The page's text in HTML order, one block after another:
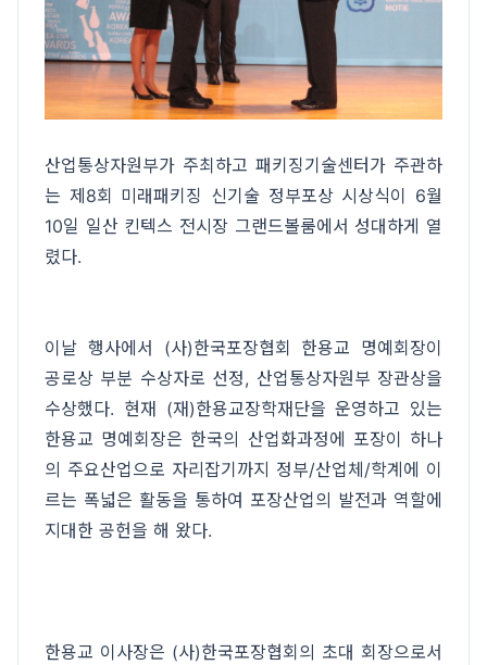
산업통상자원부가 주최하고 패키징기술센터가 주관하
는 제8회 미래패키징 신기술 정부포상 시상식이 6월
10일 일산 킨텍스 전시장 그랜드볼룸에서 성대하게 열
렸다.
이날 행사에서 (사)한국포장협회 한용교 명예회장이
공로상 부분 수상자로 선정, 산업통상자원부 장관상을
수상했다. 현재 (재)한용교장학재단을 운영하고 있는
한용교 명예회장은 한국의 산업화과정에 포장이 하나
의 주요산업으로 자리잡기까지 정부/산업체/학계에 이
르는 폭넓은 활동을 통하여 포장산업의 발전과 역할에
지대한 공헌을 해 왔다.
한용교 이사장은 (사)한국포장협회의 초대 회장으로서